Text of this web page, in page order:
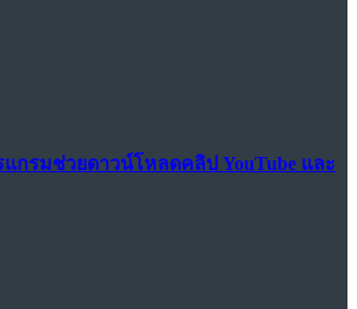
แกรมช่วยดาวน์โหลดคลิป YouTube และ